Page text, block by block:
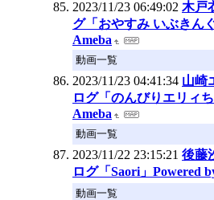
2023/11/23 06:49:02 木戸
グ「おやすみ いぶきん
Ameba
動画一覧
2023/11/23 04:41:34 山崎
ログ「のんびりエリィ
Ameba
動画一覧
2023/11/22 23:15:21 後藤
ログ「Saori」Powered
動画一覧